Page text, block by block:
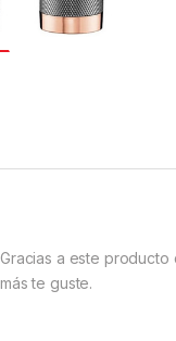
Gracias a este
más te guste.